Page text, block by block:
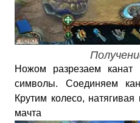
Ножом разрезаем
символы. Соединяем
Крутим колесо,
мачта